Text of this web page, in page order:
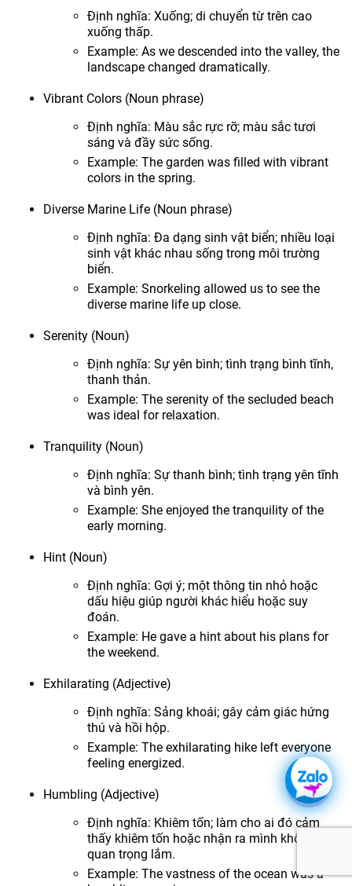
Định nghĩa: Xuống; di chuyển từ trên cao
xuống thấp.
Example: As we descended into the valley, the
landscape changed dramatically.
Vibrant Colors (Noun phrase)
Định nghĩa: Màu sắc rực rỡ; màu sắc tươi
sáng và đầy sức sống.
Example: The garden was filled with vibrant
colors in the spring.
Diverse Marine Life (Noun phrase)
Định nghĩa: Đa dạng sinh vật biển; nhiều loại
sinh vật khác nhau sống trong môi trường
biển.
Example: Snorkeling allowed us to see the
diverse marine life up close.
Serenity (Noun)
Định nghĩa: Sự yên bình; tình trạng bình tĩnh,
thanh thản.
Example: The serenity of the secluded beach
was ideal for relaxation.
Tranquility (Noun)
Định nghĩa: Sự thanh bình; tình trạng yên tĩnh
và bình yên.
Example: She enjoyed the tranquility of the
early morning.
Hint (Noun)
Định nghĩa: Gợi ý; một thông tin nhỏ hoặc
dấu hiệu giúp người khác hiểu hoặc suy
đoán.
Example: He gave a hint about his plans for
the weekend.
Exhilarating (Adjective)
Định nghĩa: Sảng khoái; gây cảm giác hứng
thú và hồi hộp.
Example: The exhilarating hike left everyone
feeling energized.
Humbling (Adjective)
Định nghĩa: Khiêm tốn; làm cho ai đó cảm
thấy khiêm tốn hoặc nhận ra mình không
quan trọng lắm.
Example: The vastness of the ocean was a